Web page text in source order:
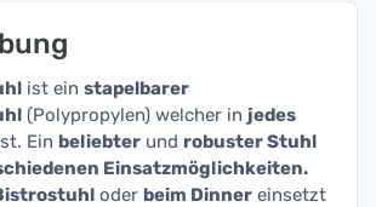
ist ein stapelbarer
(Polypropylen) welcher in jedes
Ein beliebter und robuster Stuhl
Einsatzmöglichkeiten.
oder beim Dinner einsetzt